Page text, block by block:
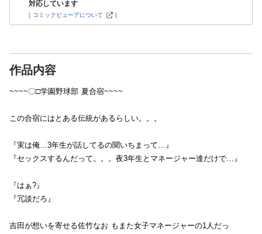
対応しています
[ コミックビューアについて ]
作品内容
~~~~〇□学園野球部 夏合宿~~~~
この合宿にはとある伝統があるらしい。。。
『実は俺…3年生が話してるの聞いちまって…』
『セックスするんだって。。。夜3年生とマネージャー達だけで…』
『はぁ?』
『冗談だろ』
吉田が想いを寄せる佐竹なお もまた女子マネージャーの1人だっ